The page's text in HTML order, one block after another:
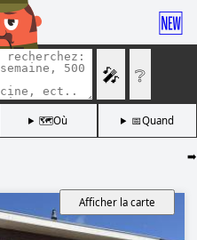
🆕
🎤 ❔
🗺️Où 📅Quand
➡️
Afficher la carte